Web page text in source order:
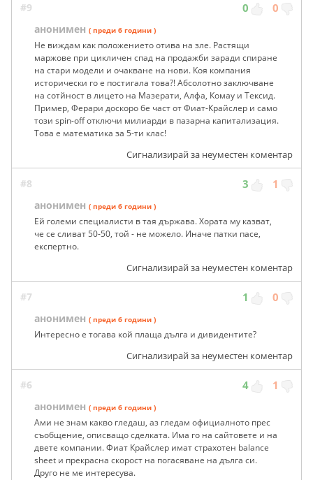
#9 0 0
анонимен ( преди 6 години )
Не виждам как положението отива на зле. Растящи
маржове при цикличен спад на продажби заради спиране
на стари модели и очакване на нови. Коя компания
исторически го е постигала това?! Абсолотно заключване
на сотйност в лицето на Мазерати, Алфа, Комау и Тексид.
Пример, Ферари доскоро бе част от Фиат-Крайслер и само
този spin-off отключи милиарди в пазарна капитализация.
Това е математика за 5-ти клас!
Сигнализирай за неуместен коментар
#8 3 1
анонимен ( преди 6 години )
Ей големи специалисти в тая държава. Хората му казват,
че се сливат 50-50, той - не можело. Иначе патки пасе,
експертно.
Сигнализирай за неуместен коментар
#7 1 0
анонимен ( преди 6 години )
Интересно е тогава кой плаща дълга и дивидентите?
Сигнализирай за неуместен коментар
#6 4 1
анонимен ( преди 6 години )
Ами не знам какво гледаш, аз гледам официалното прес
съобщение, описващо сделката. Има го на сайтовете и на
двете компании. Фиат Крайслер имат страхотен balance
sheet и прекрасна скорост на погасяване на дълга си.
Друго не ме интересува.